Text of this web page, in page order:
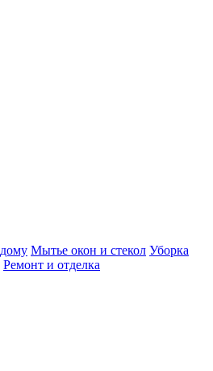
Мытье окон и стекол Уборка
Ремонт и отделка